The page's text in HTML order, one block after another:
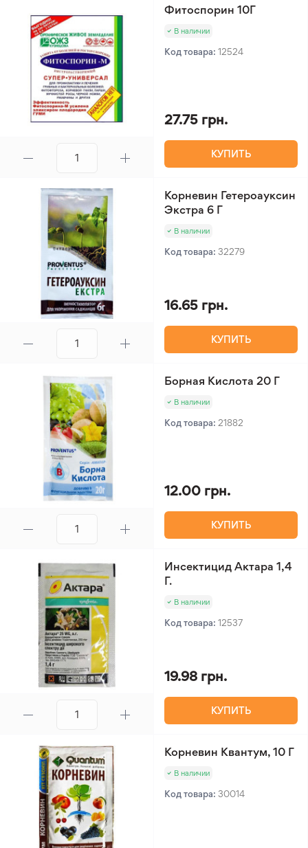
территориях, обеспечивая быстрое очищение
площади и длительный результат.
Фитоспорин 10Г
В наличии
Код товара: 12524
27.75 грн.
КУПИТЬ
Корневин Гетероауксин
Экстра 6 Г
В наличии
Код товара: 32279
16.65 грн.
КУПИТЬ
Борная Кислота 20 Г
В наличии
Код товара: 21882
12.00 грн.
КУПИТЬ
Инсектицид Актара 1,4
Г.
В наличии
Код товара: 12537
19.98 грн.
КУПИТЬ
Корневин Квантум, 10 Г
В наличии
Код товара: 30014